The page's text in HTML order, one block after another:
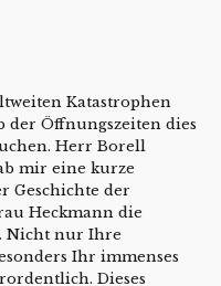
Katastrophen
der Öffnungszeiten dies
Herr Borell
mir eine kurze
Geschichte der
Heckmann die
Nicht nur Ihre
Ihr immenses
Dieses